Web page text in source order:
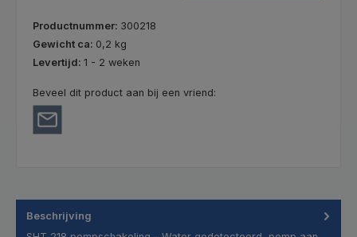
Productnummer: 300218
Gewicht ca: 0,2 kg
Levertijd: 1 - 2 weken
Beveel dit product aan bij een vriend:
Beschrijving